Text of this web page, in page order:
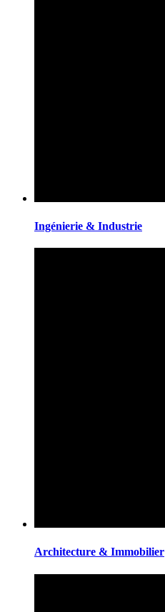
Ingénierie & Industrie
Architecture & Immobilier